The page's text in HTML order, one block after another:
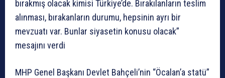
bırakmış olacak kimisi Türkiye’de. Bırakılanların teslim
alınması, bırakanların durumu, hepsinin ayrı bir
mevzuatı var. Bunlar siyasetin konusu olacak”
mesajını verdi
MHP Genel Başkanı Devlet Bahçeli’nin “Öcalan’a statü”